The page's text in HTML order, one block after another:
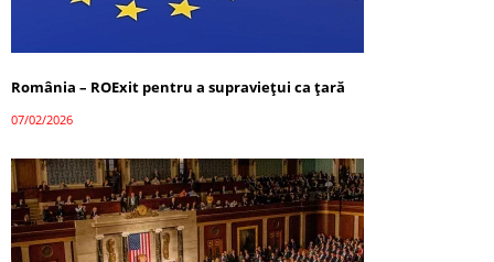
România – ROExit pentru a supraviețui ca țară
07/02/2026